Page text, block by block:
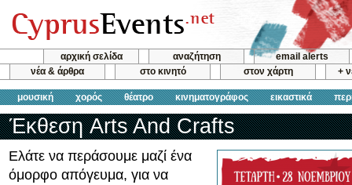
αρχική σελίδα αναζήτηση
email alerts
νέα & άρθρα
στο κινητό στον χάρτη +
μουσική χορός θέατρο κινηματογράφος εικαστικά
Έκθεση Arts And Crafts
Ελάτε να περάσουμε μαζί ένα
όμορφο απόγευμα, για να